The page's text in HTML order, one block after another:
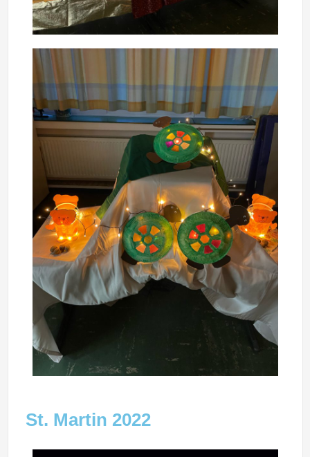
St. Martin 2022